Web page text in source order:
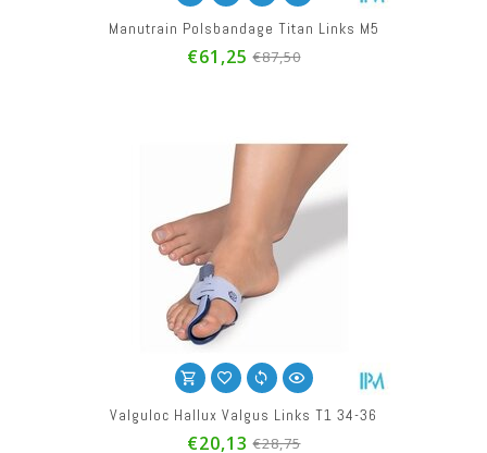
Manutrain Polsbandage Titan Links M5
€61,25 €87,50
Valguloc Hallux Valgus Links T1 34-36
€20,13 €28,75